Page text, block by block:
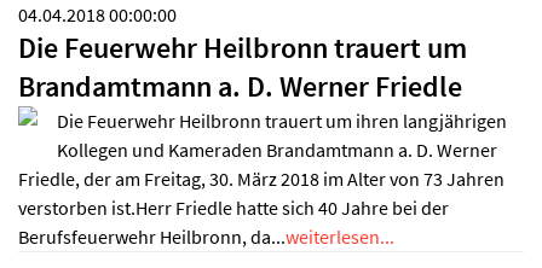
04.04.2018 00:00:00
Die Feuerwehr Heilbronn trauert um
Brandamtmann a. D. Werner Friedle
Die Feuerwehr Heilbronn trauert um ihren langjährigen
Kollegen und Kameraden Brandamtmann a. D. Werner
Friedle, der am Freitag, 30. März 2018 im Alter von 73 Jahren
verstorben ist.Herr Friedle hatte sich 40 Jahre bei der
Berufsfeuerwehr Heilbronn, da...weiterlesen...